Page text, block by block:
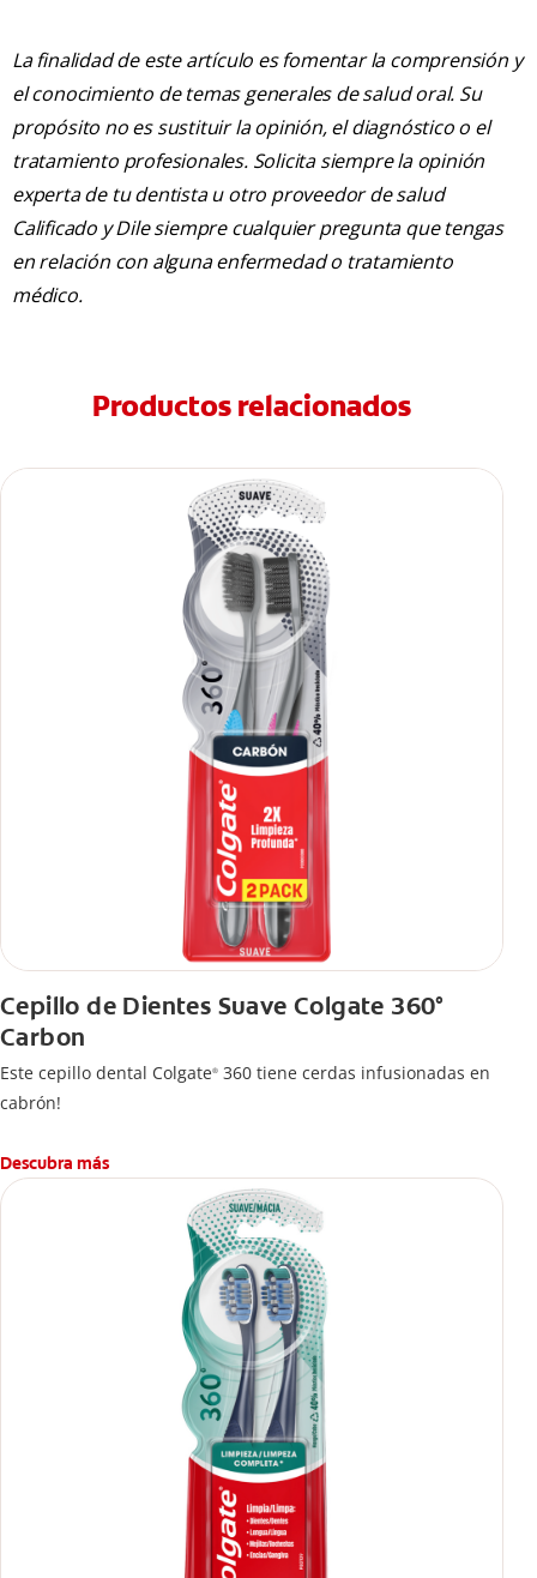
La finalidad de este artículo es fomentar la comprensión y
el conocimiento de temas generales de salud oral. Su
propósito no es sustituir la opinión, el diagnóstico o el
tratamiento profesionales. Solicita siempre la opinión
experta de tu dentista u otro proveedor de salud
Calificado y Dile siempre cualquier pregunta que tengas
en relación con alguna enfermedad o tratamiento
médico.
Productos relacionados
Cepillo de Dientes Suave Colgate 360°
Carbon
Este cepillo dental Colgate® 360 tiene cerdas infusionadas en
cabrón!
Descubra más